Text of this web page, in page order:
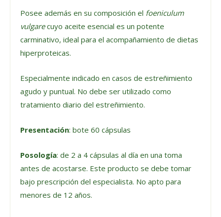
Posee además en su composición el foeniculum
vulgarecuyo aceite esencial es un potente
carminativo, ideal para el acompañamiento de dietas
hiperproteicas.
Especialmente indicado en casos de estreñimiento
agudo y puntual. No debe ser utilizado como
tratamiento diario del estreñimiento.
Presentación: bote 60 cápsulas
Posología: de 2 a 4 cápsulas al día en una toma
antes de acostarse. Este producto se debe tomar
bajo prescripción del especialista. No apto para
menores de 12 años.